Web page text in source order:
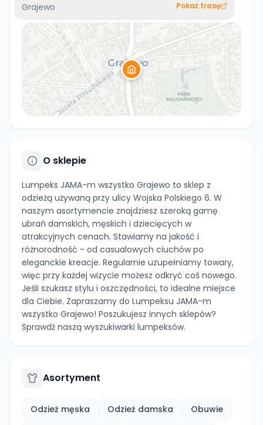
Grajewo Pokaż trasę
O sklepie
Lumpeks JAMA-m wszystko Grajewo to sklep z
odzieżą używaną przy ulicy Wojska Polskiego 6. W
naszym asortymencie znajdziesz szeroką gamę
ubrań damskich, męskich i dziecięcych w
atrakcyjnych cenach. Stawiamy na jakość i
różnorodność - od casualowych ciuchów po
eleganckie kreacje. Regularnie uzupełniamy towary,
więc przy każdej wizycie możesz odkryć coś nowego.
Jeśli szukasz stylu i oszczędności, to idealne miejsce
dla Ciebie. Zapraszamy do Lumpeksu JAMA-m
wszystko Grajewo! Poszukujesz innych sklepów?
Sprawdź naszą wyszukiwarki lumpeksów.
Asortyment
Odzież męska Odzież damska
Obuwie